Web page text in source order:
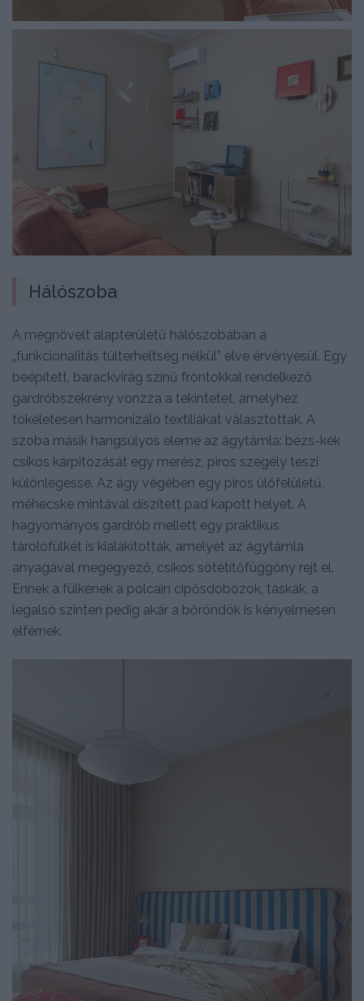
Hálószoba
A megnövelt alapterületű hálószobában a
„funkcionalitás túlterheltség nélkül” elve érvényesül. Egy
beépített, barackvirág színű frontokkal rendelkező
gardróbszekrény vonzza a tekintetet, amelyhez
tökéletesen harmonizáló textíliákat választottak. A
szoba másik hangsúlyos eleme az ágytámla: bézs-kék
csíkos kárpitozását egy merész, piros szegély teszi
különlegessé. Az ágy végében egy piros ülőfelületű,
méhecske mintával díszített pad kapott helyet. A
hagyományos gardrób mellett egy praktikus
tárolófülkét is kialakítottak, amelyet az ágytámla
anyagával megegyező, csíkos sötétítőfüggöny rejt el.
Ennek a fülkének a polcain cipősdobozok, táskák, a
legalsó szinten pedig akár a bőröndök is kényelmesen
elférnek.